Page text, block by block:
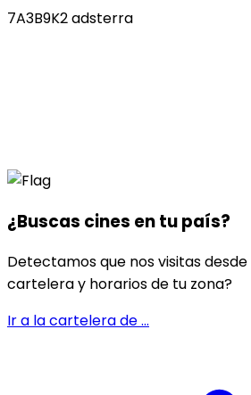
7A3B9K2 adsterra
¿Buscas cines entu país?
Detectamos que nos visitas desde
cartelera y horarios de tu zona?
Ir a la cartelera de...